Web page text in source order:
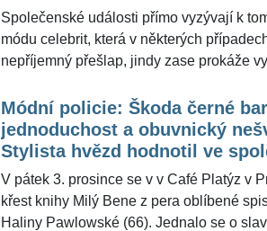
stejném jevišti," připustila pro
Společenské události přímo vyzývají k
módu celebrit, která v některých
nepříjemný přešlap, jindy zase prokáže
Hynek Čermák (48), který je držitelem
2011 za vedlejší roli ve filmu Nevinnost.
vynikající herec a na první pohled je jeho
řekl v úvodu hodnocení pro
slavných Kája Pavlíček (49).
Módní policie: Škoda černé
jednoduchost a obuvnický
Stylista hvězd hodnotil ve
V pátek 3. prosince se v v Café Platýz v
křest knihy Milý Bene z pera oblíbené
Haliny Pawlowské (66). Jednalo se o